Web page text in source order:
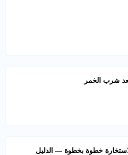
شرب الخمر
خطوة بخطوة — الدليل